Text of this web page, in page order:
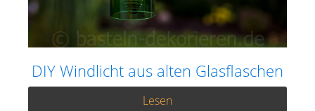
DIY Windlicht aus alten Glasflaschen
Lesen